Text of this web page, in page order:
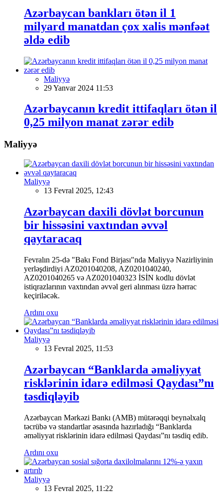
Azərbaycan bankları ötən il 1
milyard manatdan çox xalis mənfəət
əldə edib
Maliyyə
29 Yanvar 2024 11:53
Azərbaycanın kredit ittifaqları ötən il
0,25 milyon manat zərər edib
Maliyyə
Maliyyə
13 Fevral 2025, 12:43
Azərbaycan daxili dövlət borcunun
bir hissəsini vaxtından əvvəl
qaytaracaq
Fevralın 25-də "Bakı Fond Birjası"nda Maliyyə Nazirliyinin
yerləşdirdiyi AZ0201040208, AZ0201040240,
AZ0201040265 və AZ0201040323 İSİN kodlu dövlət
istiqrazlarının vaxtından əvvəl geri alınması üzrə hərrac
keçiriləcək.
Ardını oxu
Maliyyə
13 Fevral 2025, 11:53
Azərbaycan “Banklarda əməliyyat
risklərinin idarə edilməsi Qaydası”nı
təsdiqləyib
Azərbaycan Mərkəzi Bankı (AMB) mütərəqqi beynəlxalq
təcrübə və standartlar əsasında hazırladığı “Banklarda
əməliyyat risklərinin idarə edilməsi Qaydası”nı təsdiq edib.
Ardını oxu
Maliyyə
13 Fevral 2025, 11:22